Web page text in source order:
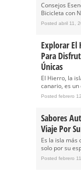
Consejos
Bicicleta con
Posted abril 11,
Explorar El
Para
Únicas
El Hierro, la
canario, es
Posted febrero
Sabores
Viaje Por
Es la isla más
solo por su
Posted febrero